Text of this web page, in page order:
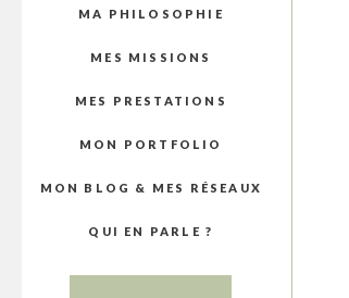
MA PHILOSOPHIE
MES MISSIONS
MES PRESTATIONS
MON PORTFOLIO
MON BLOG & MES RÉSEAUX
QUI EN PARLE ?